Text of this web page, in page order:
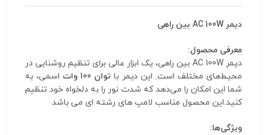
دیمر AC 100W بین راهی
معرفی محصول:
دیمر AC 100W بین راهی، یک ابزار عالی برای تنظیم روشنایی در
محیط‌های مختلف است. این دیمر با توان 100 وات
اسمی، به
شما این امکان را می‌دهد که شدت نور را به دلخواه خود تنظیم
کنید.این محصول مناسب لامپ های رشته ای می باشد
ویژگی‌ها: